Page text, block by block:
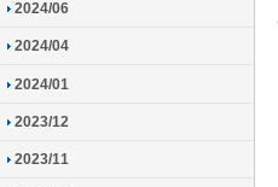
2024/06
2024/04
2024/01
2023/12
2023/11